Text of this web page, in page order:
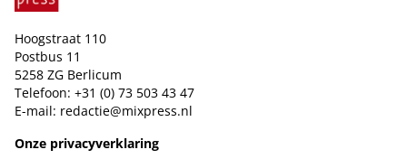
Hoogstraat 110
Postbus 11
5258 ZG Berlicum
Telefoon: +31 (0) 73 503 43 47
E-mail: redactie@mixpress.nl
Onze privacyverklaring